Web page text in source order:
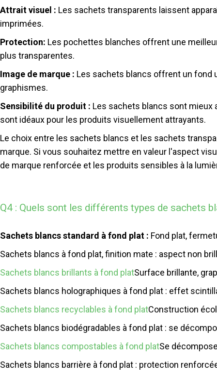
Attrait visuel : Les sachets transparents laissent
imprimées.
Protection: Les pochettes blanches offrent une
plus transparentes.
Image de marque : Les sachets blancs offrent un fond
graphismes.
Sensibilité du produit : Les sachets blancs sont mieux
sont idéaux pour les produits visuellement attrayants.
Le choix entre les sachets blancs et les sachets
marque. Si vous souhaitez mettre en valeur l'aspect
de marque renforcée et les produits sensibles à la
Q4 : Quels sont les différents types de sachets
Sachets blancs standard à fond plat : Fond plat,
Sachets blancs à fond plat, finition mate : aspect non
Sachets blancs brillants à fond platSurface brillante,
Sachets blancs holographiques à fond plat : effet
Sachets blancs recyclables à fond platConstruction
Sachets blancs biodégradables à fond plat : se
Sachets blancs compostables à fond platSe
Sachets blancs barrière à fond plat : protection